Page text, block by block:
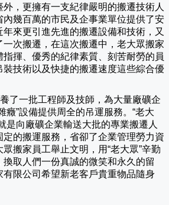
，更擁有一支紀律嚴明的搬遷技術人
內幾百萬的市民及企事業單位提供了安
來更引進先進的搬遷設備和技術，又
次搬遷，在這次搬遷中，老大眾搬家
揮、優秀的紀律素質、刻苦耐勞的員
裝技術以及快捷的搬遷速度這些綜合優
一批工程師及技師，為大量廠礦企
癥”設備提供周全的吊運服務。“老大
是向廠礦企業輸送大批的專業搬遷人
的搬運服務，省卻了企業管理勞力資
搬家員工舉止文明，用“老大眾”辛勤
取人們一份真誠的微笑和永久的留
限公司希望新老客戶貴重物品隨身